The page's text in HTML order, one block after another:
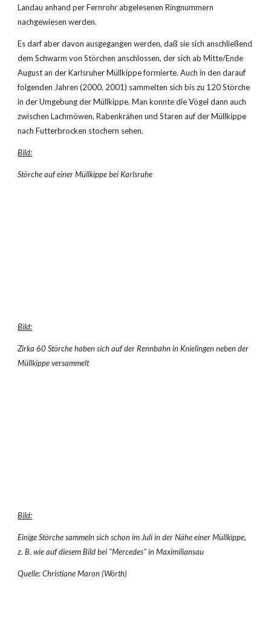
Landau anhand per Fernrohr abgelesenen Ringnummern
nachgewiesen werden.
Es darf aber davon ausgegangen werden, daß sie sich anschließend
dem Schwarm von Störchen anschlossen, der sich ab Mitte/Ende
August an der Karlsruher Müllkippe formierte. Auch in den darauf
folgenden Jahren (2000, 2001) sammelten sich bis zu 120 Störche
in der Umgebung der Müllkippe. Man konnte die Vögel dann auch
zwischen Lachmöwen, Rabenkrähen und Staren auf der Müllkippe
nach Futterbrocken stochern sehen.
Bild:
Störche auf einer Müllkippe bei Karlsruhe
Bild:
Zirka 60 Störche haben sich auf der Rennbahn in Knielingen neben der
Müllkippe versammelt
Bild:
Einige Störche sammeln sich schon im Juli in der Nähe einer Müllkippe,
z. B. wie auf diesem Bild bei "Mercedes" in Maximiliansau
Quelle: Christiane Maron (Wörth)